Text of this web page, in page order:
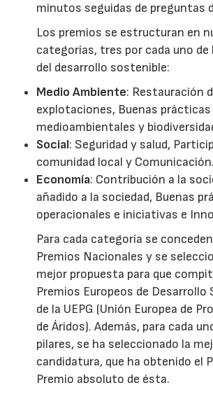
minutos seguidas de preguntas
Los premios se estructuran en
categorías, tres por cada uno de
del desarrollo sostenible:
Medio Ambiente: Restauración
explotaciones, Buenas prácticas
medioambientales y
Social: Seguridad y salud,
comunidad local y Comunicación.
Economía: Contribución a la
añadido a la sociedad, Buenas
operacionales e iniciativas e
Para cada categoría se
Premios Nacionales y se
mejor propuesta para que
Premios Europeos de Desarrollo
de la UEPG (Unión Europea de
de Áridos). Además, para cada
pilares, se ha seleccionado la
candidatura, que ha obtenido el
Premio absoluto de ésta.